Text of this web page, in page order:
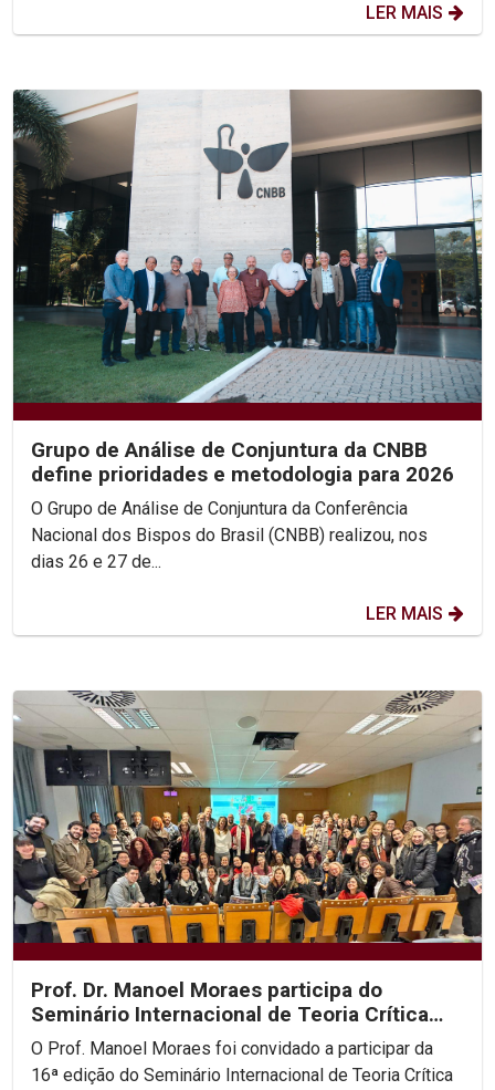
LER MAIS
Grupo de Análise de Conjuntura da CNBB
define prioridades e metodologia para 2026
O Grupo de Análise de Conjuntura da Conferência
Nacional dos Bispos do Brasil (CNBB) realizou, nos
dias 26 e 27 de...
LER MAIS
Prof. Dr. Manoel Moraes participa do
Seminário Internacional de Teoria Crítica
dos Direitos...
O Prof. Manoel Moraes foi convidado a participar da
16ª edição do Seminário Internacional de Teoria Crítica